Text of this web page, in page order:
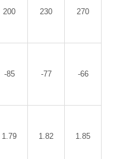
200 230 270
-85 -77 -66
1.79 1.82 1.85